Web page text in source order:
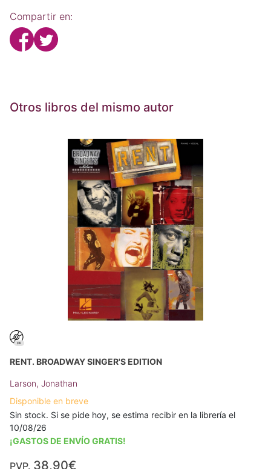
Compartir en:
Otros libros del mismo autor
RENT. BROADWAY SINGER'S EDITION
Larson, Jonathan
Disponible en breve
Sin stock. Si se pide hoy, se estima recibir en la librería el
10/08/26
¡GASTOS DE ENVÍO GRATIS!
PVP. 38,90€